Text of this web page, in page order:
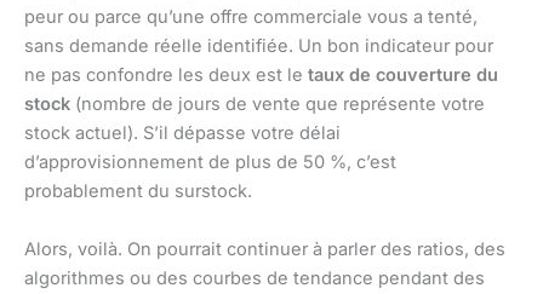
peur ou parce qu’une offre commerciale vous a tenté,
sans demande réelle identifiée. Un bon indicateur pour
ne pas confondre les deux est le taux de couverture du
stock (nombre de jours de vente que représente votre
stock actuel). S’il dépasse votre délai
d’approvisionnement de plus de 50 %, c’est
probablement du surstock.
Alors, voilà. On pourrait continuer à parler des ratios, des
algorithmes ou des courbes de tendance pendant des